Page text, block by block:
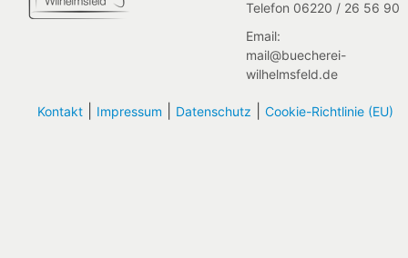
Telefon 06220 / 26 56 90
Email:
mail@buecherei-
wilhelmsfeld.de
Kontakt| Impressum Datenschutz Cookie-Richtlinie (EU)